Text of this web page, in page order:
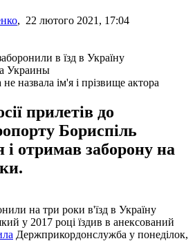
, 22 лютого 2021, 17:04
Украины
назвала ім'я і прізвище актора
прилетів до
Бориспіль
і отримав заборону на
на три роки в'їзд в Україну
у 2017 році їздив в анексований
Держприкордонслужба у понеділок,